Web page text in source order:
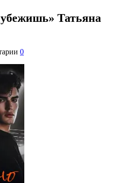
Татьяна
0